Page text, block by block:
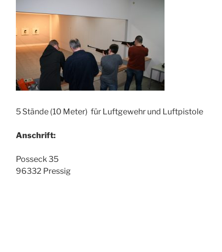
5 Stände (10 Meter) für Luftgewehr und Luftpistole
Anschrift:
Posseck 35
96332 Pressig